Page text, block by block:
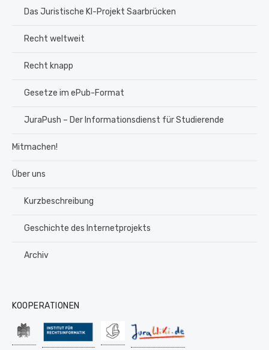
Das Juristische KI-Projekt Saarbrücken
Recht weltweit
Recht knapp
Gesetze im ePub-Format
JuraPush – Der Informationsdienst für Studierende
Mitmachen!
Über uns
Kurzbeschreibung
Geschichte des Internetprojekts
Archiv
KOOPERATIONEN